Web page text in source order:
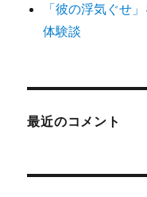
「彼の浮気ぐせ
体験談
最近のコメント